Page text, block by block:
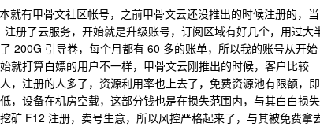
就有甲骨文社区帐号，之前甲骨文云还没推出的时候注册的，当
册了云服务，开始就是升级账号，订阅区域有好几个，用过大
200G 引导卷，每个月都有 60 多的账单，所以我的账号从开始
就打算白嫖的用户不一样，甲骨文云刚推出的时候，客户比较
，注册的人多了，资源利用率也上去了，免费资源池有限额，即
，设备在机房空载，这部分钱也是在损失范围内，与其白白损失
矿 F12 注册，卖号生意，所以风控严格起来了，与其被免费拿